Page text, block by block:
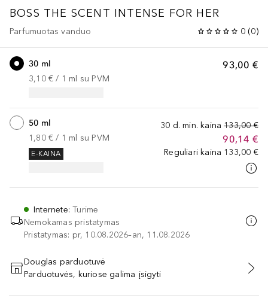
BOSS THE SCENT INTENSE FOR HER
Parfumuotas vanduo 0 (0)
93,00 €
30 ml
3,10 € / 1 ml su PVM
30 d. min. kaina 133,00 €
90,14 €
Reguliari kaina 133,00 €
50 ml
1,80 € / 1 ml su PVM
E-KAINA
Internete:Turime
Nemokamas pristatymas
Pristatymas: pr, 10.08.2026–an, 11.08.2026
PRIDĖTI Į KREPŠELĮ
Douglas parduotuvė
Parduotuvės, kuriose galima įsigyti
Praleisti slankiklį